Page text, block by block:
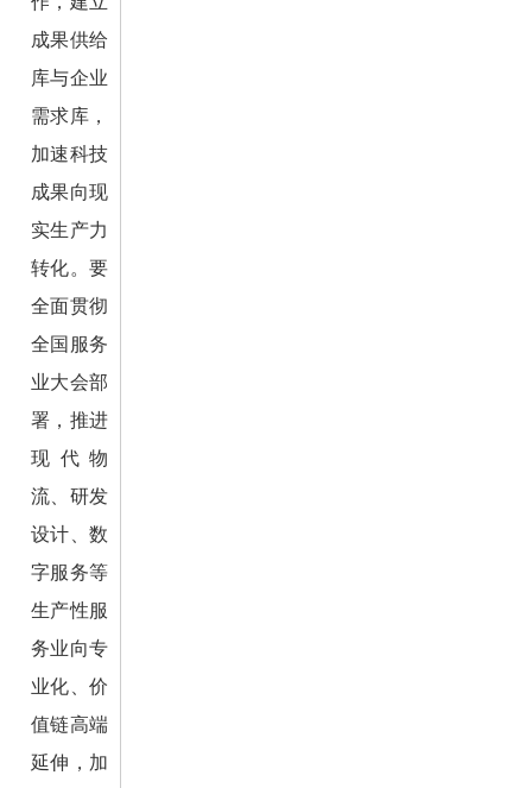
成果供给
库与企业
需求库，
加速科技
成果向现
实生产力
转化。要
全面贯彻
全国服务
业大会部
署，推进
现代物
流、研发
设计、数
字服务等
生产性服
务业向专
业化、价
值链高端
延伸，加